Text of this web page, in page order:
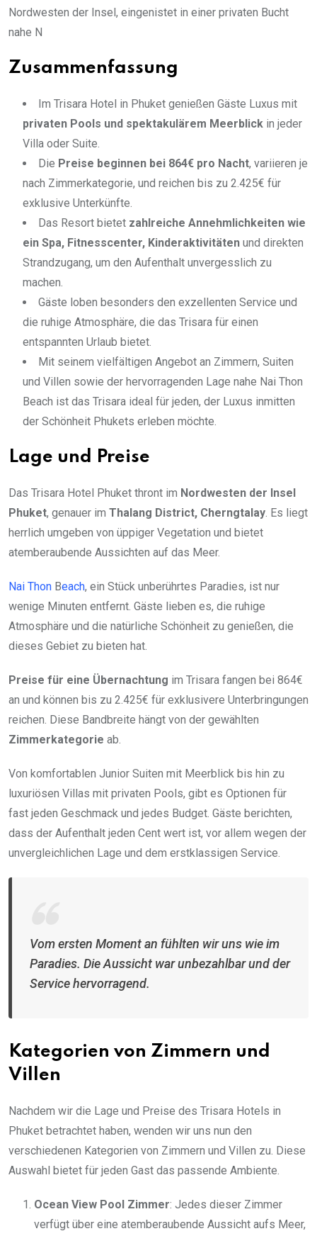
Nordwesten der Insel, eingenistet in einer privaten Bucht
nahe N
Zusammenfassung
Im Trisara Hotel in Phuket genießen Gäste Luxus mit
privaten Pools und spektakulärem Meerblick in jeder
Villa oder Suite.
Die Preise beginnen bei 864€ pro Nacht, variieren je
nach Zimmerkategorie, und reichen bis zu 2.425€ für
exklusive Unterkünfte.
Das Resort bietet zahlreiche Annehmlichkeiten wie
ein Spa, Fitnesscenter, Kinderaktivitäten und direkten
Strandzugang, um den Aufenthalt unvergesslich zu
machen.
Gäste loben besonders den exzellenten Service und
die ruhige Atmosphäre, die das Trisara für einen
entspannten Urlaub bietet.
Mit seinem vielfältigen Angebot an Zimmern, Suiten
und Villen sowie der hervorragenden Lage nahe Nai Thon
Beach ist das Trisara ideal für jeden, der Luxus inmitten
der Schönheit Phukets erleben möchte.
Lage und Preise
Das Trisara Hotel Phuket thront im Nordwesten der Insel
Phuket, genauer im Thalang District, Cherngtalay . Es liegt
herrlich umgeben von üppiger Vegetation und bietet
atemberaubende Aussichten auf das Meer.
Nai Thon Beach, ein Stück unberührtes Paradies, ist nur
wenige Minuten entfernt. Gäste lieben es, die ruhige
Atmosphäre und die natürliche Schönheit zu genießen, die
dieses Gebiet zu bieten hat.
Preise für eine Übernachtung im Trisara fangen bei 864€
an und können bis zu 2.425€ für exklusivere Unterbringungen
reichen. Diese Bandbreite hängt von der gewählten
Zimmerkategorie ab.
Von komfortablen Junior Suiten mit Meerblick bis hin zu
luxuriösen Villas mit privaten Pools, gibt es Optionen für
fast jeden Geschmack und jedes Budget. Gäste berichten,
dass der Aufenthalt jeden Cent wert ist, vor allem wegen der
unvergleichlichen Lage und dem erstklassigen Service.
Vom ersten Moment an fühlten wir uns wie im
Paradies. Die Aussicht war unbezahlbar und der
Service hervorragend.
Kategorien von Zimmern und
Villen
Nachdem wir die Lage und Preise des Trisara Hotels in
Phuket betrachtet haben, wenden wir uns nun den
verschiedenen Kategorien von Zimmern und Villen zu. Diese
Auswahl bietet für jeden Gast das passende Ambiente.
Ocean View Pool Zimmer: Jedes dieser Zimmer
verfügt über eine atemberaubende Aussicht aufs Meer,